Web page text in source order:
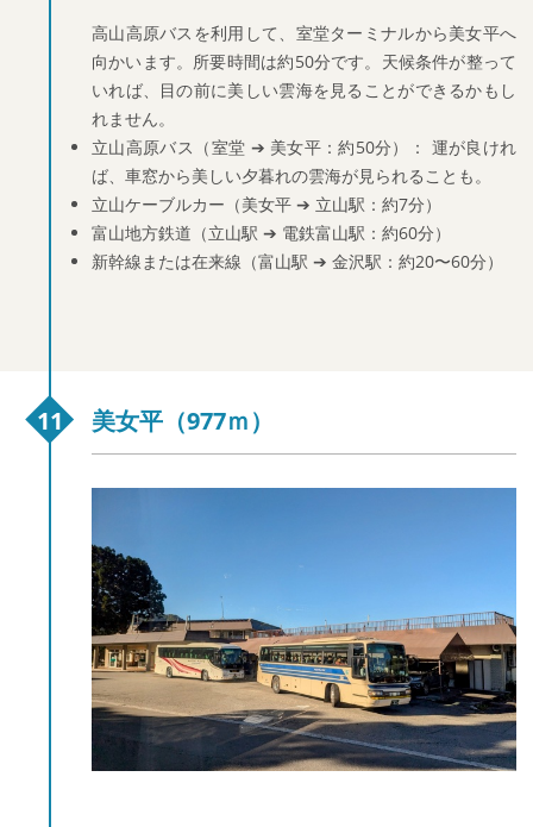
高山高原バスを利用して、室堂ターミナルから美女平へ
向かいます。所要時間は約50分です。天候条件が整って
いれば、目の前に美しい雲海を見ることができるかもし
れません。
立山高原バス（室堂 ➔ 美女平：約50分）： 運が良けれ
ば、車窓から美しい夕暮れの雲海が見られることも。
立山ケーブルカー（美女平 ➔ 立山駅：約7分）
富山地方鉄道（立山駅 ➔ 電鉄富山駅：約60分）
新幹線または在来線（富山駅 ➔ 金沢駅：約20〜60分）
美女平（977ｍ）